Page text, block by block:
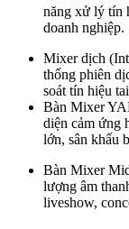
năng xử lý tín
doanh nghiệp.
Mixer dịch
thống phiên
soát tín hiệu
Bàn Mixer
diện cảm ứng
lớn, sân khấu
Bàn Mixer
lượng âm
liveshow,